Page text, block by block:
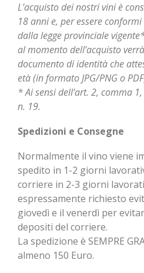
L’acquisto dei nostri vini è
18 anni e, per essere
dalla legge provinciale
al momento dell’acquisto
documento di identità che
età (in formato JPG/PNG o
* Ai sensi dell’art. 2, comma
n. 19.
Spedizioni e Consegne
Normalmente il vino viene
spedito in 1-2 giorni
corriere in 2-3 giorni
espressamente richiesto
giovedì e il venerdì per
depositi del corriere.
La spedizione è SEMPRE
almeno 150 Euro.